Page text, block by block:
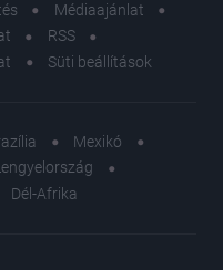
Médiaajánlat
RSS
Süti beállítások
Mexikó
Dél-Afrika